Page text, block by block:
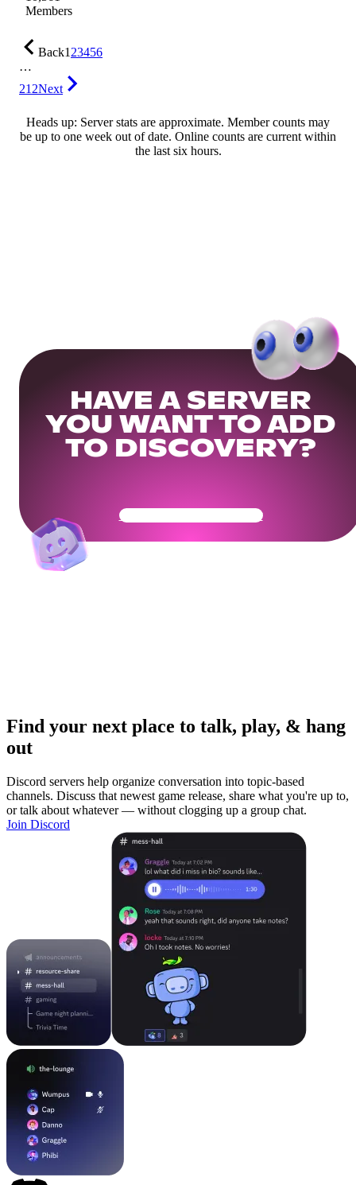
Members
Back123456
…
212Next
Heads up: Server stats are approximate. Member counts may
be up to one week out of date. Online counts are current within
the last six hours.
HAVE A SERVER
YOU WANT TO ADD
TO DISCOVERY?
Get Your Community Ready
Find your next place to talk, play, & hang
out
Discord servers help organize conversation into topic-based
channels. Discuss that newest game release, share what you're up to,
or talk about whatever — without clogging up a group chat.
Join Discord